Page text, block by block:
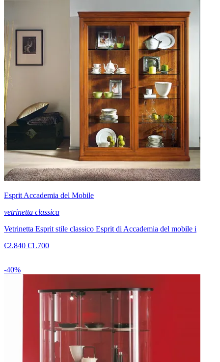
Esprit Accademia del Mobile
vetrinetta classica
Vetrinetta Esprit stile classico Esprit di Accademia del mobile i
€2.840 €1.700
-40%